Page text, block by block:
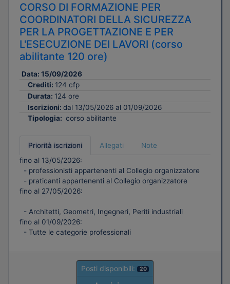
CORSO DI FORMAZIONE PER
COORDINATORI DELLA SICUREZZA
PER LA PROGETTAZIONE E PER
L'ESECUZIONE DEI LAVORI (corso
abilitante 120 ore)
Data: 15/09/2026
Crediti: 124 cfp
Durata: 124 ore
Iscrizioni: dal 13/05/2026 al 01/09/2026
Tipologia: corso abilitante
Priorità iscrizioni Allegati
Note
fino al 13/05/2026:
- professionisti appartenenti al Collegio organizzatore
- praticanti appartenenti al Collegio organizzatore
fino al 27/05/2026:
- Architetti, Geometri, Ingegneri, Periti industriali
fino al 01/09/2026:
- Tutte le categorie professionali
Posti disponibili: 20